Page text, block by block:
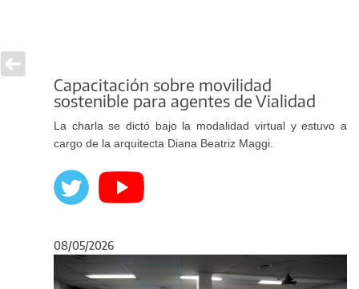
Capacitación sobre movilidad
sostenible para agentes de Vialidad
La charla se dictó bajo la modalidad virtual y estuvo a
cargo de la arquitecta Diana Beatriz Maggi.
08/05/2026
Anterior